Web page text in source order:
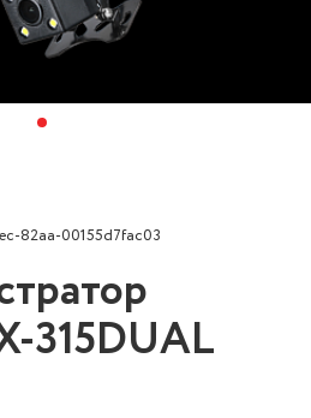
82aa-00155d7fac03
315DUAL